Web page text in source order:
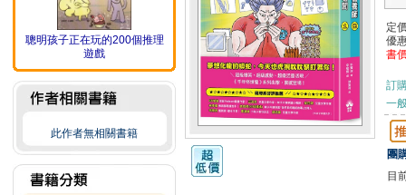
聰明孩子正在玩的200個推理
遊戲
此作者無相關書籍
定
優
書
訂
一
團
目